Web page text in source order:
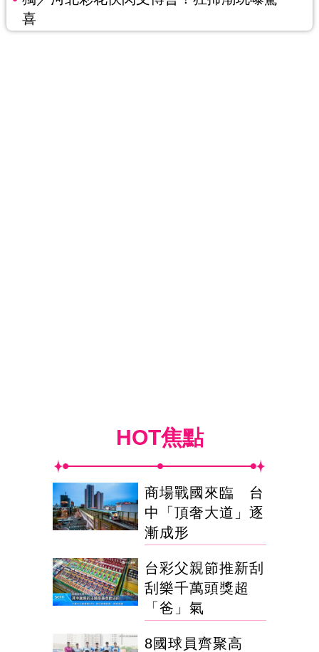
喜
HOT焦點
商場戰國來臨 台
中「頂奢大道」逐
漸成形
台彩父親節推新刮
刮樂千萬頭獎超
「爸」氣
8國球員齊聚高